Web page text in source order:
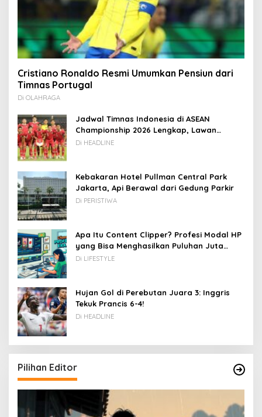
Cristiano Ronaldo Resmi Umumkan Pensiun dari
Timnas Portugal
Di OLAHRAGA
Jadwal Timnas Indonesia di ASEAN
Championship 2026 Lengkap, Lawan
Kamboja hingga Vietnam
Di HEADLINE
Kebakaran Hotel Pullman Central Park
Jakarta, Api Berawal dari Gedung Parkir
Di PERISTIWA
Apa Itu Content Clipper? Profesi Modal HP
yang Bisa Menghasilkan Puluhan Juta
Rupiah
Di LIFESTYLE
Hujan Gol di Perebutan Juara 3: Inggris
Tekuk Prancis 6-4!
Di HEADLINE
Pilihan Editor